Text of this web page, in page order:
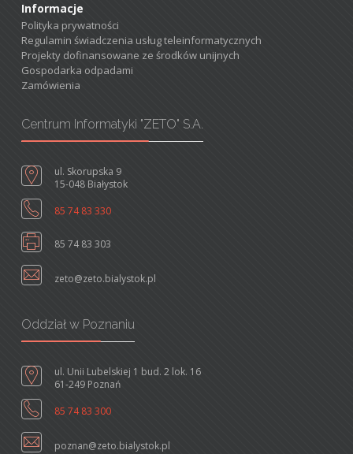
Informacje
Polityka prywatności
Regulamin świadczenia usług teleinformatycznych
Projekty dofinansowane ze środków unijnych
Gospodarka odpadami
Zamówienia
Centrum Informatyki "ZETO" S.A.
ul. Skorupska 9
15-048 Białystok
85 74 83 330
85 74 83 303
zeto@zeto.bialystok.pl
Oddział w Poznaniu
ul. Unii Lubelskiej 1 bud. 2 lok. 16
61-249 Poznań
85 74 83 300
poznan@zeto.bialystok.pl